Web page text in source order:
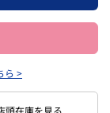
ら >
頭在庫を見る